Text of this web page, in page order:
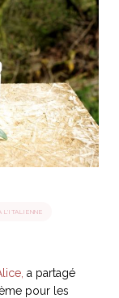
L'ITALIENNE
a partagé
pour les